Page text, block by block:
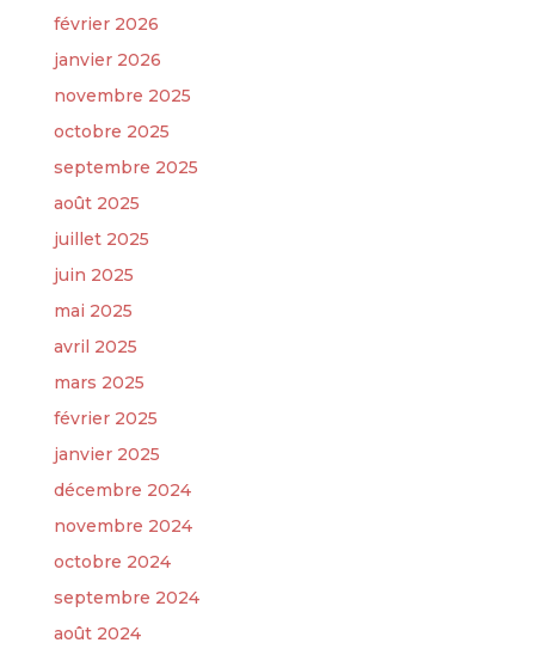
février 2026
janvier 2026
novembre 2025
octobre 2025
septembre 2025
août 2025
juillet 2025
juin 2025
mai 2025
avril 2025
mars 2025
février 2025
janvier 2025
décembre 2024
novembre 2024
octobre 2024
septembre 2024
août 2024